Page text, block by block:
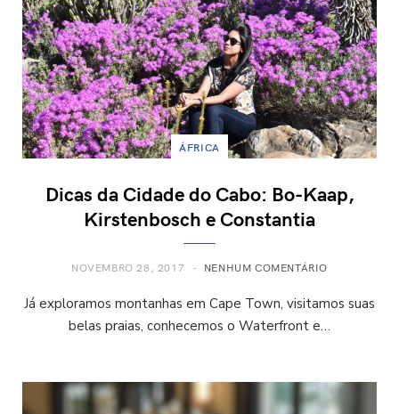
ÁFRICA
Dicas da Cidade do Cabo: Bo-Kaap,
Kirstenbosch e Constantia
NOVEMBRO 28, 2017 NENHUM COMENTÁRIO
Já exploramos montanhas em Cape Town, visitamos suas
belas praias, conhecemos o Waterfront e…